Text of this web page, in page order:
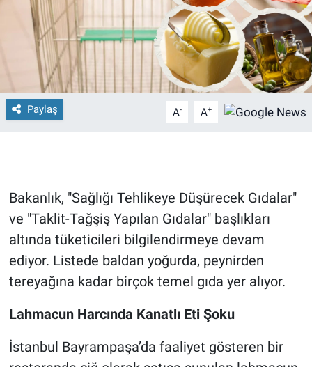
Paylaş A- A+
Bakanlık, "Sağlığı Tehlikeye Düşürecek Gıdalar"
ve "Taklit-Tağşiş Yapılan Gıdalar" başlıkları
altında tüketicileri bilgilendirmeye devam
ediyor. Listede baldan yoğurda, peynirden
tereyağına kadar birçok temel gıda yer alıyor.
Lahmacun Harcında Kanatlı Eti Şoku
İstanbul Bayrampaşa’da faaliyet gösteren bir